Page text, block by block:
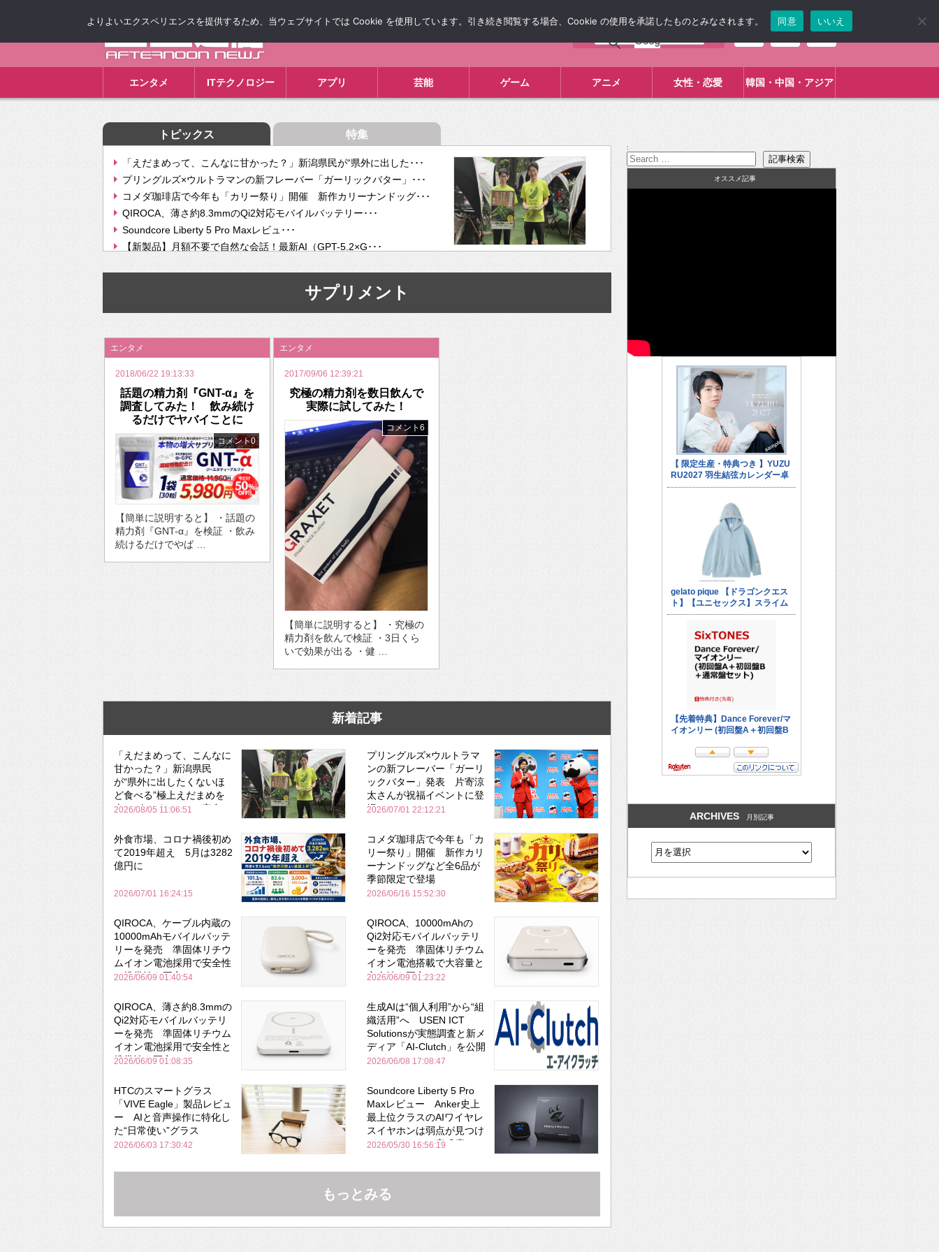
エンタメ ITテクノロジー アプリ 芸能 ゲーム アニメ 女性・恋愛 韓国・中国・アジア
トピックス 特集
「えだまめって、こんなに甘かった？」新潟県民が“県外に出した･･･
プリングルズ×ウルトラマンの新フレーバー「ガーリックバター」･･･
コメダ珈琲店で今年も「カリー祭り」開催 新作カリーナンドッグ･･･
QIROCA、薄さ約8.3mmのQi2対応モバイルバッテリー･･･
Soundcore Liberty 5 Pro Maxレビュ･･･
【新製品】月額不要で自然な会話！最新AI（GPT-5.2×G･･･
【次世代の没入感と生産性】VITURE Luma Ultra･･･
挫折率8割の壁をAIで突破。ジャストシステム、”自分が今話し･･･
2026年のバレンタインは「自分で作って、想いを渡す」 TE･･･
サプリメント
エンタメ
2018/06/22 19:13:33
話題の精力剤『GNT-α』を
調査してみた！ 飲み続け
るだけでヤバイことに
コメント0
【簡単に説明すると】 ・話題の
精力剤『GNT-α』を検証 ・飲み
続けるだけでやば …
エンタメ
2017/09/06 12:39:21
究極の精力剤を数日飲んで
実際に試してみた！
コメント6
【簡単に説明すると】 ・究極の
精力剤を飲んで検証 ・3日くら
いで効果が出る ・健 …
新着記事
「えだまめって、こんなに
甘かった？」新潟県民
が“県外に出したくないほ
ど食べる”極上えだまめを
森のビアガーデンで実食
2026/08/05 11:06:51
プリングルズ×ウルトラマ
ンの新フレーバー「ガーリ
ックバター」発表 片寄涼
太さんが祝福イベントに登
場
2026/07/01 22:12:21
外食市場、コロナ禍後初め
て2019年超え 5月は3282
億円に
2026/07/01 16:24:15
コメダ珈琲店で今年も「カ
リー祭り」開催 新作カリ
ーナンドッグなど全6品が
季節限定で登場
2026/06/16 15:52:30
QIROCA、ケーブル内蔵の
10000mAhモバイルバッテ
リーを発売 準固体リチウ
ムイオン電池採用で安全性
と携帯性を両立
2026/06/09 01:40:54
QIROCA、10000mAhの
Qi2対応モバイルバッテリ
ーを発売 準固体リチウム
イオン電池搭載で大容量と
安全性を両立
2026/06/09 01:23:22
QIROCA、薄さ約8.3mmの
Qi2対応モバイルバッテリ
ーを発売 準固体リチウム
イオン電池採用で安全性と
携帯性を両立
2026/06/09 01:08:35
生成AIは“個人利用”から“組
織活用”へ USEN ICT
Solutionsが実態調査と新メ
ディア「AI-Clutch」を公開
2026/06/08 17:08:47
HTCのスマートグラス
「VIVE Eagle」製品レビュ
ー AIと音声操作に特化し
た“日常使い”グラス
2026/06/03 17:30:42
Soundcore Liberty 5 Pro
Maxレビュー Anker史上
最上位クラスのAIワイヤレ
スイヤホンは弱点が見つけ
づらいくらいの完成度にび
Bose並み
2026/05/30 16:56:19
もっとみる
:
オススメ記事
ARCHIVES 月別記事
よりよいエクスペリエンスを提供するため、当ウェブサイトでは Cookie を使用しています。引き続き閲覧する場合、Cookie の使用を承諾したものとみなされます。 同意 いいえ